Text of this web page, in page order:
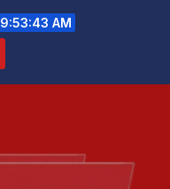
9:53:44 AM